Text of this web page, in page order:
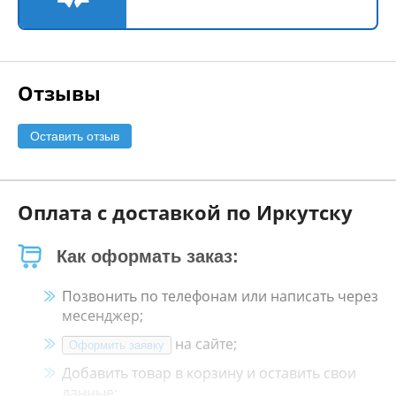
Отзывы
Оставить отзыв
Оплата с доставкой по Иркутску
Как оформать заказ:
Позвонить по телефонам или написать через
месенджер;
Оформить заявку
на сайте;
Добавить товар в корзину и оставить свои